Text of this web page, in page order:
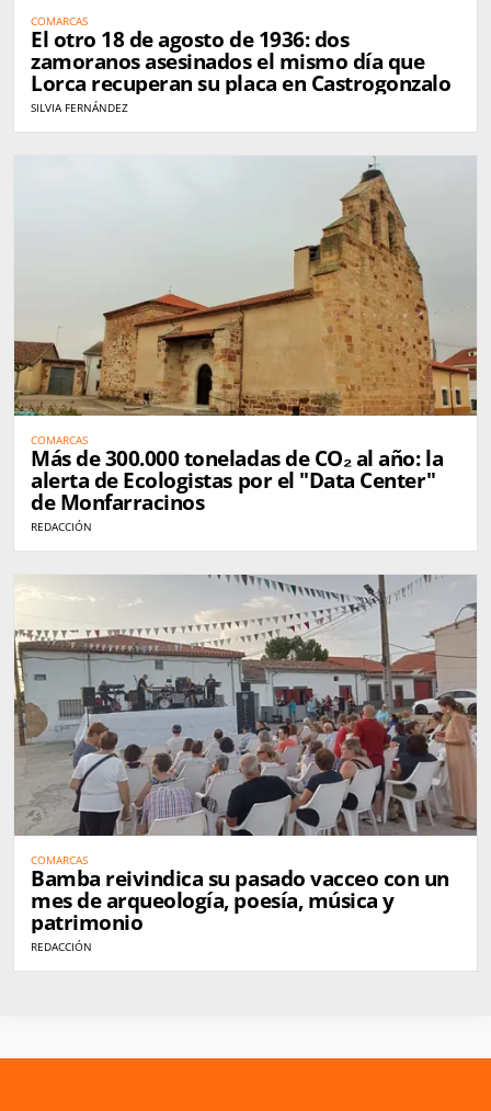
COMARCAS
El otro 18 de agosto de 1936: dos
zamoranos asesinados el mismo día que
Lorca recuperan su placa en Castrogonzalo
SILVIA FERNÁNDEZ
COMARCAS
Más de 300.000 toneladas de CO₂ al año: la
alerta de Ecologistas por el "Data Center"
de Monfarracinos
REDACCIÓN
COMARCAS
Bamba reivindica su pasado vacceo con un
mes de arqueología, poesía, música y
patrimonio
REDACCIÓN